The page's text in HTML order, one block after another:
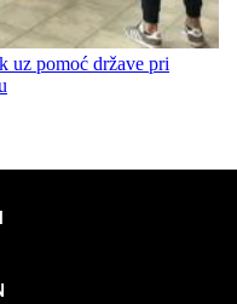
uz pomoć države pri